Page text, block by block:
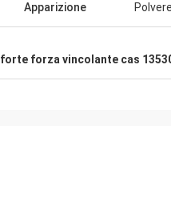
Apparizione
forte forza vincolante cas